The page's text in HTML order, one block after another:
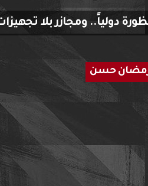
دولياً.. ومجازر بلا
رمضان حسن